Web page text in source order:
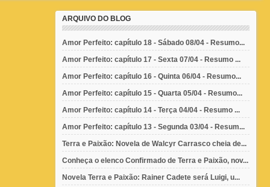
ARQUIVO DO BLOG
Amor Perfeito: capítulo 18 - Sábado 08/04 - Resumo...
Amor Perfeito: capítulo 17 - Sexta 07/04 - Resumo ...
Amor Perfeito: capítulo 16 - Quinta 06/04 - Resumo...
Amor Perfeito: capítulo 15 - Quarta 05/04 - Resumo...
Amor Perfeito: capítulo 14 - Terça 04/04 - Resumo ...
Amor Perfeito: capítulo 13 - Segunda 03/04 - Resum...
Terra e Paixão: Novela de Walcyr Carrasco cheia de...
Conheça o elenco Confirmado de Terra e Paixão, nov...
Novela Terra e Paixão: Rainer Cadete será Luigi, u...